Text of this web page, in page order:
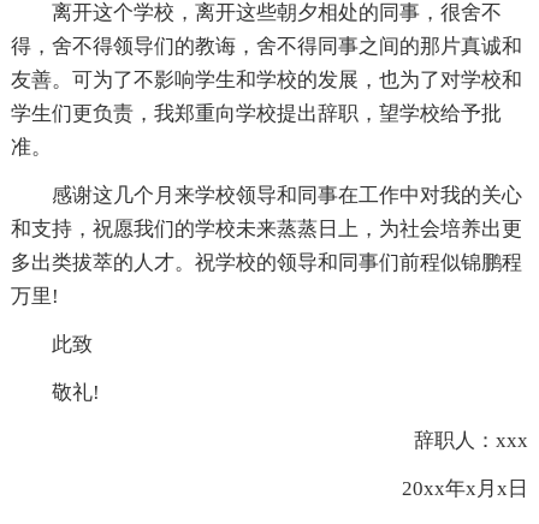
离开这个学校，离开这些朝夕相处的同事，很舍不
得，舍不得领导们的教诲，舍不得同事之间的那片真诚和
友善。可为了不影响学生和学校的发展，也为了对学校和
学生们更负责，我郑重向学校提出辞职，望学校给予批
准。
感谢这几个月来学校领导和同事在工作中对我的关心
和支持，祝愿我们的学校未来蒸蒸日上，为社会培养出更
多出类拔萃的人才。祝学校的领导和同事们前程似锦鹏程
万里!
此致
敬礼!
辞职人：xxx
20xx年x月x日